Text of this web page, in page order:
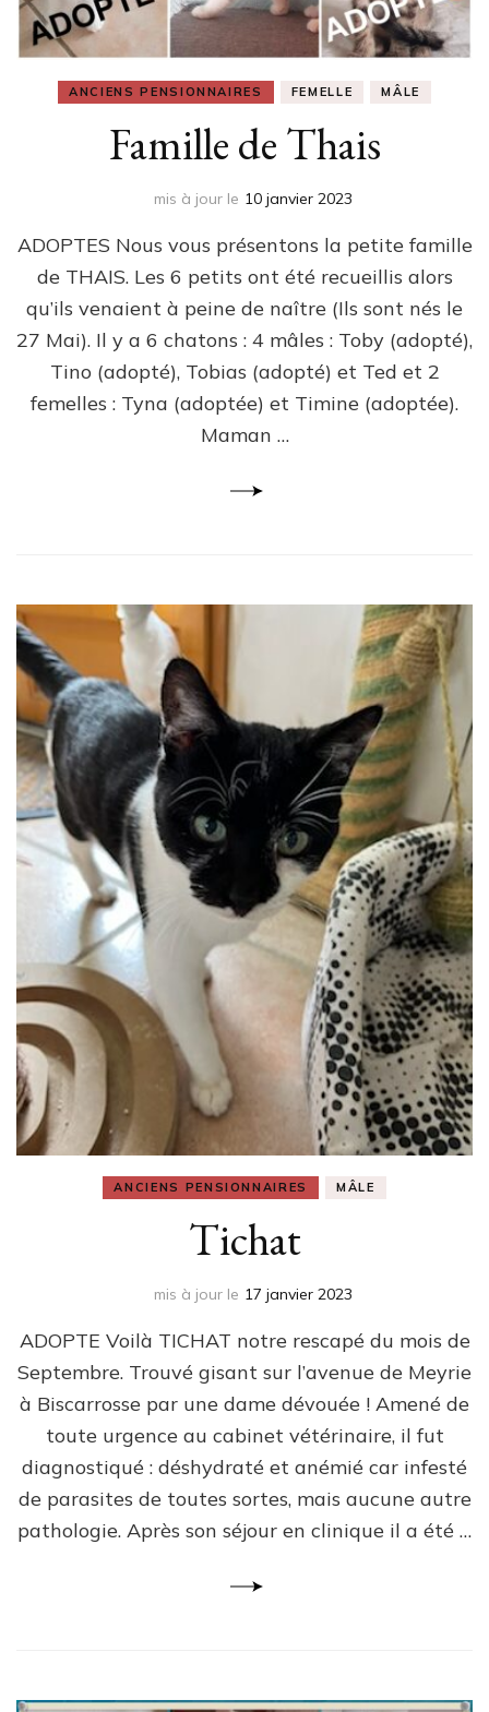
ANCIENS PENSIONNAIRES FEMELLE MÂLE
Famille de Thais
mis à jour le 10 janvier 2023
ADOPTES Nous vous présentons la petite famille
de THAIS. Les 6 petits ont été recueillis alors
qu’ils venaient à peine de naître (Ils sont nés le
27 Mai). Il y a 6 chatons : 4 mâles : Toby (adopté),
Tino (adopté), Tobias (adopté) et Ted et 2
femelles : Tyna (adoptée) et Timine (adoptée).
Maman …
ANCIENS PENSIONNAIRES MÂLE
Tichat
mis à jour le 17 janvier 2023
ADOPTE Voilà TICHAT notre rescapé du mois de
Septembre. Trouvé gisant sur l’avenue de Meyrie
à Biscarrosse par une dame dévouée ! Amené de
toute urgence au cabinet vétérinaire, il fut
diagnostiqué : déshydraté et anémié car infesté
de parasites de toutes sortes, mais aucune autre
pathologie. Après son séjour en clinique il a été …